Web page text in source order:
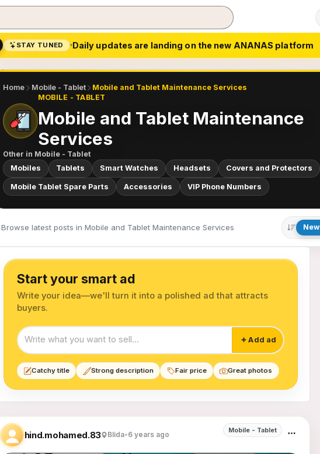
STAY TUNED Daily updates are landing on the new ANANAS platform
Home Mobile - Tablet
Mobile and Tablet Maintenance Services
MOBILE - TABLET
Mobile and Tablet Maintenance
Services
Other in Mobile - Tablet
Mobiles
Tablets Smart Watches Headsets Covers and Protectors
Mobile Tablet Spare Parts Accessories VIP Phone Numbers
Browse latest posts in Mobile and Tablet Maintenance Services
Start your smart ad
Write your idea—we'll turn it into a polished ad that attracts
buyers.
Start your smart ad
Add ad
Catchy title Strong description Fair price Great photos
Mobile and Tablet Maintenance
hind.mohamed.83 Blida•6 years ago
Mobile - Tablet